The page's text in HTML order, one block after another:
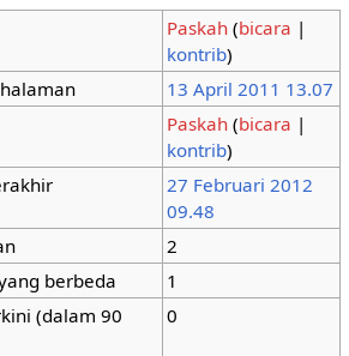
Paskah (bicara |
kontrib)
13 April 2011 13.07
Paskah (bicara |
kontrib)
27 Februari 2012
09.48
2
berbeda
1
(dalam 90
0